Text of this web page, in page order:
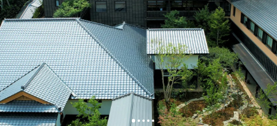
1 2 3 4 5